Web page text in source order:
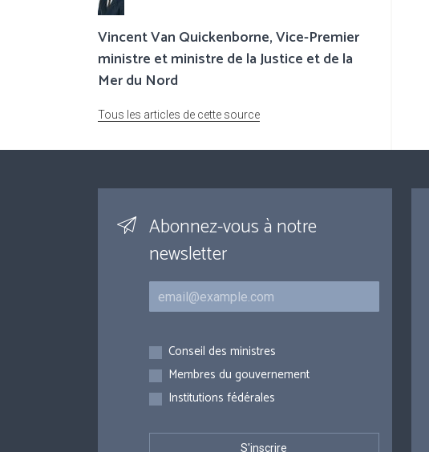
Vincent Van Quickenborne, Vice-Premier
ministre et ministre de la Justice et de la
Mer du Nord
Tous les articles de cette source
Abonnez-vous à notre
newsletter
Courriel
Inscriptions
Conseil des ministres
Membres du gouvernement
Institutions fédérales